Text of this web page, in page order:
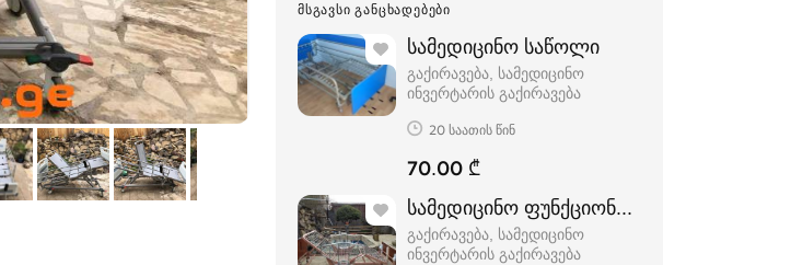
ᲛᲡᲒᲐᲕᲡᲘ ᲒᲐᲜᲪᲮᲐᲓᲔᲑᲔᲑᲘ
სამედიცინო საწოლი
გაქირავება, სამედიცინო
ინვერტარის გაქირავება
20 საათის წინ
70.00 ₾
სამედიცინო ფუნქციონალური საწოლი
გაქირავება, სამედიცინო
ინვერტარის გაქირავება